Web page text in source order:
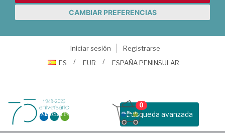
CAMBIAR PREFERENCIAS
Iniciar sesión
Registrarse
ES
EUR ESPAÑA PENINSULAR
Busqueda avanzada
0